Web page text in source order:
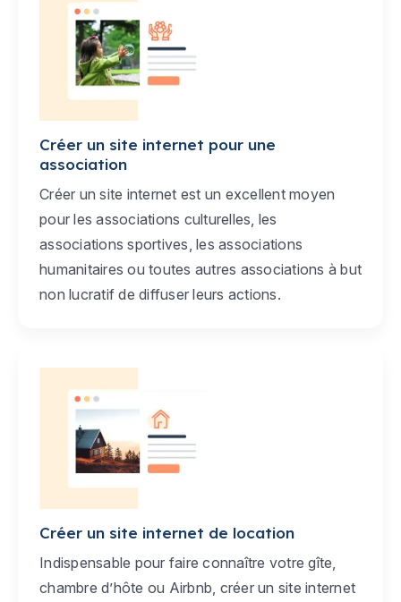
Créer un site internet pour une
association
Créer un site internet est un excellent moyen
pour les associations culturelles, les
associations sportives, les associations
humanitaires ou toutes autres associations à but
non lucratif de diffuser leurs actions.
Créer un site internet de location
Indispensable pour faire connaître votre gîte,
chambre d’hôte ou Airbnb, créer un site internet